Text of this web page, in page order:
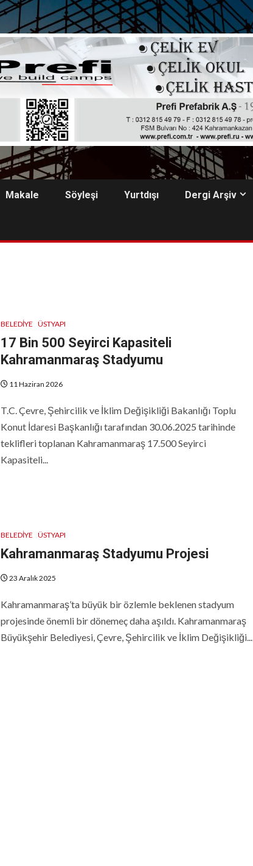
Makale Söyleşi Yurtdışı Dergi Arşiv
BELEDIYE ÜSTYAPI
17 Bin 500 Seyirci Kapasiteli
Kahramanmaraş Stadyumu
11 Haziran 2026
T.C. Çevre, Şehircilik ve İklim Değişikliği Bakanlığı Toplu
Konut İdaresi Başkanlığı tarafından 30.06.2025 tarihinde
teklifleri toplanan Kahramanmaraş 17.500 Seyirci
Kapasiteli...
BELEDIYE ÜSTYAPI
Kahramanmaraş Stadyumu Projesi
23 Aralık 2025
Kahramanmaraş’ta büyük bir özlemle beklenen stadyum
projesinde önemli bir dönemeç daha aşıldı. Kahramanmaraş
Büyükşehir Belediyesi, Çevre, Şehircilik ve İklim Değişikliği...